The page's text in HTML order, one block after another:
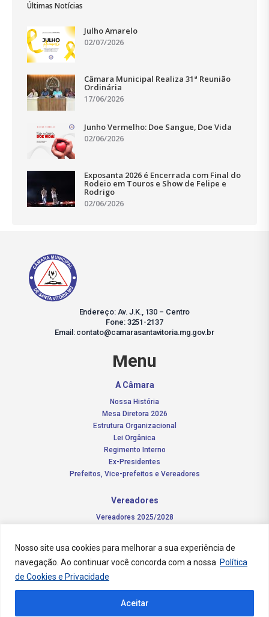
Nosso site usa cookies para melhorar a sua experiência de
navegação. Ao continuar você concorda com a nossa Política
de Cookies e Privacidade
Aceitar
Últimas Notícias
Julho Amarelo
02/07/2026
Câmara Municipal Realiza 31ª Reunião
Ordinária
17/06/2026
Junho Vermelho: Doe Sangue, Doe Vida
02/06/2026
Exposanta 2026 é Encerrada com Final do
Rodeio em Touros e Show de Felipe e
Rodrigo
02/06/2026
Endereço: Av. J.K., 130 – Centro
Fone: 3251-2137
Email: contato@camarasantavitoria.mg.gov.br
Menu
A Câmara
Nossa História
Mesa Diretora 2026
Estrutura Organizacional
Lei Orgânica
Regimento Interno
Ex-Presidentes
Prefeitos, Vice-prefeitos e Vereadores
Vereadores
Vereadores 2025/2028
Notícias
Concursos